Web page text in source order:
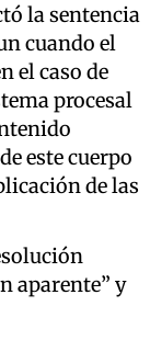
la sentencia
cuando el
el caso de
procesal
este cuerpo
de las
aparente” y